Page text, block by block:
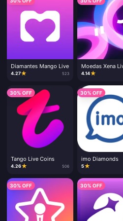
Diamantes Mango Live
4.27★ 523
Moedas Xena
4.14★
30% OFF
Tango Live Coins
4.26★ 506
30% OFF
imo Diamonds
5★
30% OFF 30% OFF